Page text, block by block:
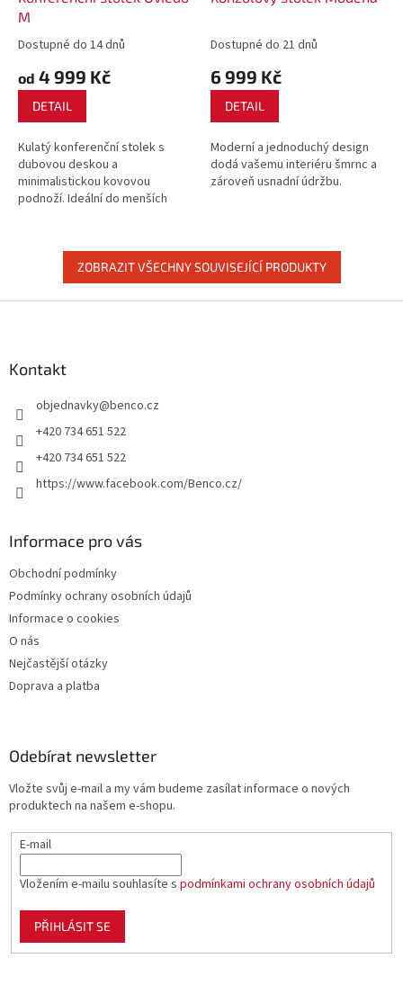
M
Dostupné do 14 dnů
od 4 999 Kč
DETAIL
Kulatý konferenční stolek s
dubovou deskou a
minimalistickou kovovou
podnoží. Ideální do menších
Dostupné do 21 dnů
6 999 Kč
DETAIL
Moderní a jednoduchý design
dodá vašemu interiéru šmrnc a
zároveň usnadní údržbu.
ZOBRAZIT VŠECHNY SOUVISEJÍCÍ PRODUKTY
Kontakt
objednavky@benco.cz
+420 734 651 522
+420 734 651 522
https://www.facebook.com/Benco.cz/
Informace pro vás
Obchodní podmínky
Podmínky ochrany osobních údajů
Informace o cookies
O nás
Nejčastější otázky
Doprava a platba
Odebírat newsletter
Vložte svůj e-mail a my vám budeme zasílat informace o nových
produktech na našem e-shopu.
E-mail
Vložením e-mailu souhlasíte s podmínkami ochrany osobních údajů
PŘIHLÁSIT SE